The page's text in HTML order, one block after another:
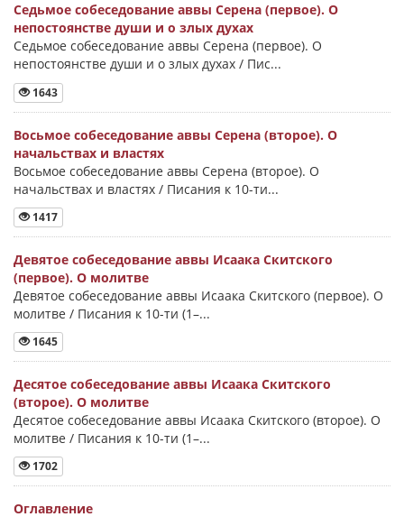
Седьмое собеседование аввы Серена (первое). О
непостоянстве души и о злых духах
Седьмое собеседование аввы Серена (первое). О
непостоянстве души и о злых духах / Пис...
1643
Восьмое собеседование аввы Серена (второе). О
начальствах и властях
Восьмое собеседование аввы Серена (второе). О
начальствах и властях / Писания к 10-ти...
1417
Девятое собеседование аввы Исаака Скитского
(первое). О молитве
Девятое собеседование аввы Исаака Скитского (первое). О
молитве / Писания к 10-ти (1–...
1645
Десятое собеседование аввы Исаака Скитского
(второе). О молитве
Десятое собеседование аввы Исаака Скитского (второе). О
молитве / Писания к 10-ти (1–...
1702
Оглавление